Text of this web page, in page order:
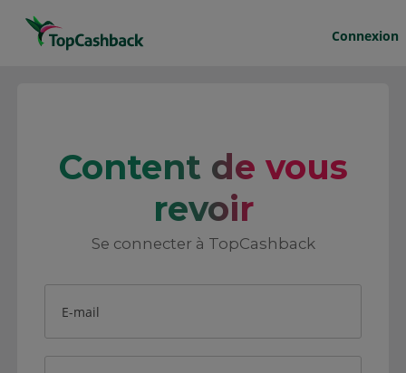
Connexion
Content de vous
revoir
Se connecter à TopCashback
E-mail